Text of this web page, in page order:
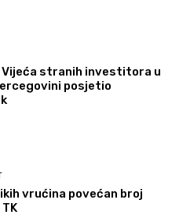
stranih investitora u
posjetio
vrućina povećan broj